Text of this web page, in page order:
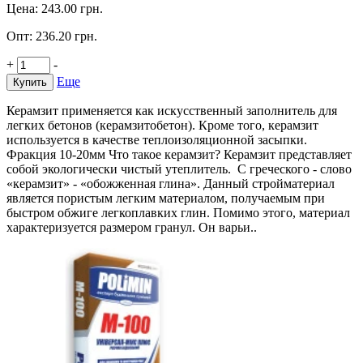
Цена: 243.00 грн.
Опт: 236.20 грн.
+ -
Купить Еще
Керамзит применяется как искусственный заполнитель для
легких бетонов (керамзитобетон). Кроме того, керамзит
используется в качестве теплоизоляционной засыпки.
Фракция 10-20мм Что такое керамзит? Керамзит представляет
собой экологически чистый утеплитель. С греческого - слово
«керамзит» - «обожженная глина». Данный стройматериал
является пористым легким материалом, получаемым при
быстром обжиге легкоплавких глин. Помимо этого, материал
характеризуется размером гранул. Он варьи..